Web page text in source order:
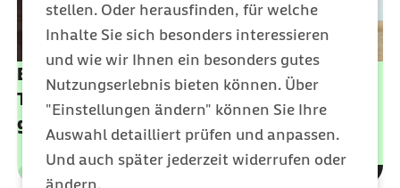
stellen. Oder herausfinden, für welche
Inhalte Sie sich besonders interessieren
und wie wir Ihnen ein besonders gutes
Nutzungserlebnis bieten können. Über
"Einstellungen ändern" können Sie Ihre
Auswahl detailliert prüfen und anpassen.
Und auch später jederzeit widerrufen oder
ändern.
Bei Kindern der Renner: Fischstäbchen,
Tomatensauce & Kräuterquark selbst
gemacht
Kategorie
Leistungen